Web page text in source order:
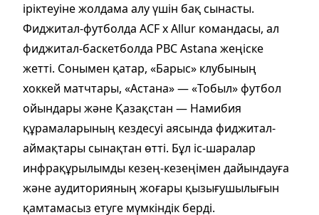
іріктеуіне жолдама алу үшін бақ сынасты.
Фиджитал-футболда ACF x Allur командасы, ал
фиджитал-баскетболда PBC Astana жеңіске
жетті. Сонымен қатар, «Барыс» клубының
хоккей матчтары, «Астана» — «Тобыл» футбол
ойындары және Қазақстан — Намибия
құрамаларының кездесуі аясында фиджитал-
аймақтары сынақтан өтті. Бұл іс-шаралар
инфрақұрылымды кезең-кезеңімен дайындауға
және аудиторияның жоғары қызығушылығын
қамтамасыз етуге мүмкіндік берді.